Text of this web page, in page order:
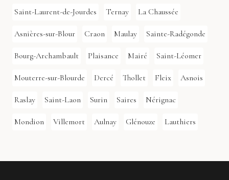
Saint-Laurent-de-Jourdes Ternay La Chaussée
Asnières-sur-Blour Craon Maulay Sainte-Radégonde
Bourg-Archambault Plaisance Mairé Saint-Léomer
Mouterre-sur-Blourde Dercé Thollet Fleix Asnois
Raslay Saint-Laon Surin Saires Nérignac
Mondion Villemort Aulnay Glénouze Lauthiers